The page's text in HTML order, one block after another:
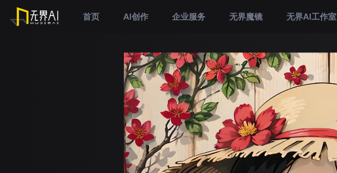
首页 AI创作 企业服务 无界魔镜 无界AI工作室